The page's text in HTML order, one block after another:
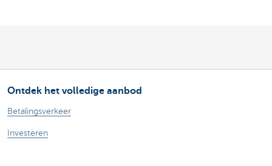
Ontdek het volledige aanbod
Betalingsverkeer
Investeren